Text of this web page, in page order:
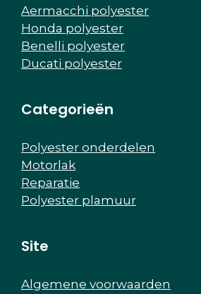
Aermacchi polyester
Honda polyester
Benelli polyester
Ducati polyester
Categorieën
Polyester onderdelen
Motorlak
Reparatie
Polyester plamuur
Site
Algemene voorwaarden